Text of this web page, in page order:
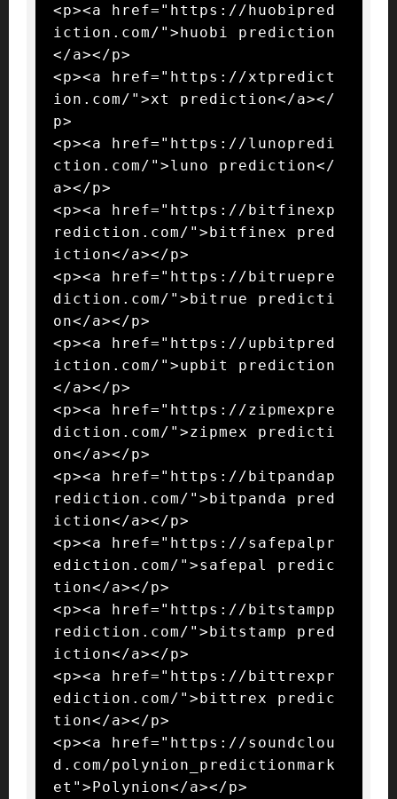
<p><a href="https://huobipred
iction.com/">huobi prediction
</a></p>
<p><a href="https://xtpredict
ion.com/">xt prediction</a></
p>
<p><a href="https://lunopredi
ction.com/">luno prediction</
a></p>
<p><a href="https://bitfinexp
rediction.com/">bitfinex pred
iction</a></p>
<p><a href="https://bitruepre
diction.com/">bitrue predicti
on</a></p>
<p><a href="https://upbitpred
iction.com/">upbit prediction
</a></p>
<p><a href="https://zipmexpre
diction.com/">zipmex predicti
on</a></p>
<p><a href="https://bitpandap
rediction.com/">bitpanda pred
iction</a></p>
<p><a href="https://safepalpr
ediction.com/">safepal predic
tion</a></p>
<p><a href="https://bitstampp
rediction.com/">bitstamp pred
iction</a></p>
<p><a href="https://bittrexpr
ediction.com/">bittrex predic
tion</a></p>
<p><a href="https://soundclou
d.com/polynion_predictionmark
et">Polynion</a></p>